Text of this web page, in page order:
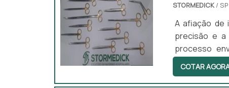
STORMEDICK/ SP
A afiação de
precisão e a
processo
garantindo
se a
COTAR